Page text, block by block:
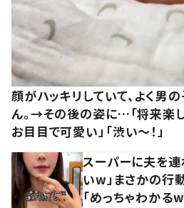
顔がハッキリしていて、よく男
ん。→その後の姿に…「将来楽し
お目目で可愛い」「渋い～！」
スーパーに夫を連
いw」まさかの行
「めっちゃわかる